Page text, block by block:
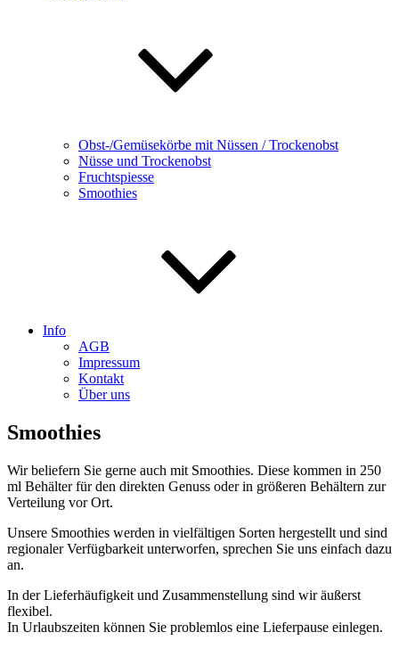
Obst-/Gemüsekörbe mit Nüssen / Trockenobst
Nüsse und Trockenobst
Fruchtspiesse
Smoothies
Info
AGB
Impressum
Kontakt
Über uns
Smoothies
Wir beliefern Sie gerne auch mit Smoothies. Diese kommen in 250
ml Behälter für den direkten Genuss oder in größeren Behältern zur
Verteilung vor Ort.
Unsere Smoothies werden in vielfältigen Sorten hergestellt und sind
regionaler Verfügbarkeit unterworfen, sprechen Sie uns einfach dazu
an.
In der Lieferhäufigkeit und Zusammenstellung sind wir äußerst
flexibel.
In Urlaubszeiten können Sie problemlos eine Lieferpause einlegen.